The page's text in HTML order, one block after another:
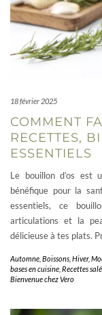
18 février 2025
COMMENT
RECETTES,
ESSENTIELS
Le bouillon d’os est
bénéfique pour la
essentiels, ce
articulations et la
délicieuse à tes plats.
Automne Boissons Hiver,
bases en cuisine Recettes
Bienvenue chez Vero